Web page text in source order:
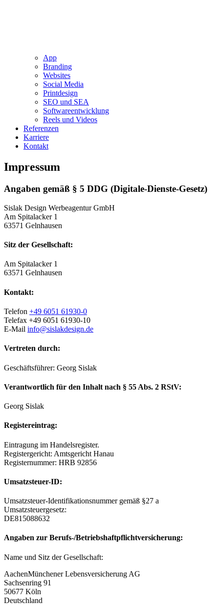
App
Branding
Websites
Social Media
Printdesign
SEO und SEA
Softwareentwicklung
Reels und Videos
Referenzen
Karriere
Kontakt
Impressum
Angaben gemäß § 5 DDG (Digitale-Dienste-Gesetz)
Sislak Design Werbeagentur GmbH
Am Spitalacker 1
63571 Gelnhausen
Sitz der Gesellschaft:
Am Spitalacker 1
63571 Gelnhausen
Kontakt:
Telefon +49 6051 61930-0
Telefax +49 6051 61930-10
E-Mail info@sislakdesign.de
Vertreten durch:
Geschäftsführer: Georg Sislak
Verantwortlich für den Inhalt nach § 55 Abs. 2 RStV:
Georg Sislak
Registereintrag:
Eintragung im Handelsregister.
Registergericht: Amtsgericht Hanau
Registernummer: HRB 92856
Umsatzsteuer-ID:
Umsatzsteuer-Identifikationsnummer gemäß §27 a
Umsatzsteuergesetz:
DE815088632
Angaben zur Berufs-/Betriebshaftpflichtversicherung:
Name und Sitz der Gesellschaft:
AachenMünchener Lebensversicherung AG
Sachsenring 91
50677 Köln
Deutschland